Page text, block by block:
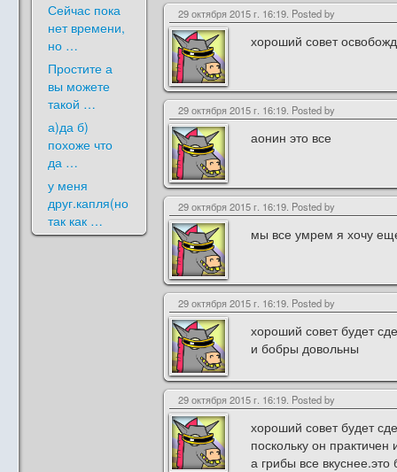
Сейчас пока
нет времени,
но …
Простите а
вы можете
такой …
а)да б)
похоже что
да …
у меня
друг.капля(но
так как …
29 октября 2015 г. 16:19. Posted by
хороший совет
29 октября 2015 г. 16:19. Posted by
аонин это все
29 октября 2015 г. 16:19. Posted by
мы все умрем я хочу
29 октября 2015 г. 16:19. Posted by
хороший совет будет
и бобры довольны
29 октября 2015 г. 16:19. Posted by
хороший совет будет
поскольку он
а грибы все вкуснее.это